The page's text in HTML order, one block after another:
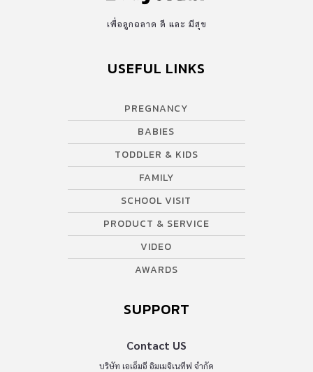
เพื่อลูกฉลาด ดี และ มีสุข
USEFUL LINKS
PREGNANCY
BABIES
TODDLER & KIDS
FAMILY
SCHOOL VISIT
PRODUCT & SERVICE
VIDEO
AWARDS
SUPPORT
Contact US
บริษัท เอเอ็มอี อิมเมจิเนทีฟ จำกัด